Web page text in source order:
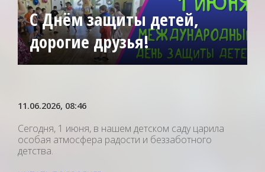
С Днём защиты детей,
дорогие друзья!
11.06.2026, 08:46
Сегодня, 1 июня, в нашем детском саду царила
особая атмосфера радости и беззаботного
детства.